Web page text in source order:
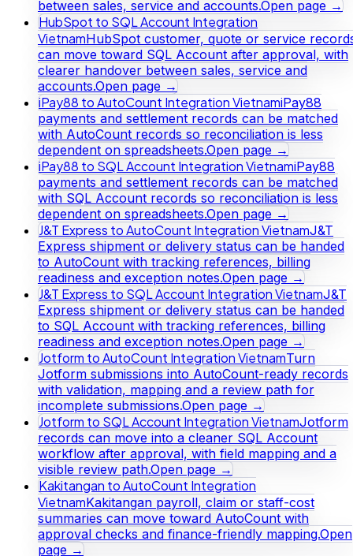
between sales, service and accounts.Open page →
HubSpot to SQL Account Integration
VietnamHubSpot customer, quote or service
can move toward SQL Account after approval, with
clearer handover between sales, service and
accounts.Open page →
iPay88 to AutoCount Integration VietnamiPay88
payments and settlement records can be matched
with AutoCount records so reconciliation is less
dependent on spreadsheets.Open page →
iPay88 to SQL Account Integration VietnamiPay88
payments and settlement records can be matched
with SQL Account records so reconciliation is less
dependent on spreadsheets.Open page →
J&T Express to AutoCount Integration VietnamJ&T
Express shipment or delivery status can be handed
to AutoCount with tracking references, billing
readiness and exception notes.Open page →
J&T Express to SQL Account Integration VietnamJ&T
Express shipment or delivery status can be handed
to SQL Account with tracking references, billing
readiness and exception notes.Open page →
Jotform to AutoCount Integration VietnamTurn
Jotform submissions into AutoCount-ready records
with validation, mapping and a review path for
incomplete submissions.Open page →
Jotform to SQL Account Integration VietnamJotform
records can move into a cleaner SQL Account
workflow after approval, with field mapping and a
visible review path.Open page →
Kakitangan to AutoCount Integration
VietnamKakitangan payroll, claim or staff-cost
summaries can move toward AutoCount with
approval checks and finance-friendly mapping.Open
page →